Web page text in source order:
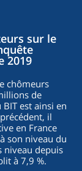
sur le
2019
chômeurs
de
est ainsi en
il
en France
son niveau du
niveau depuis
à 7,9 %.